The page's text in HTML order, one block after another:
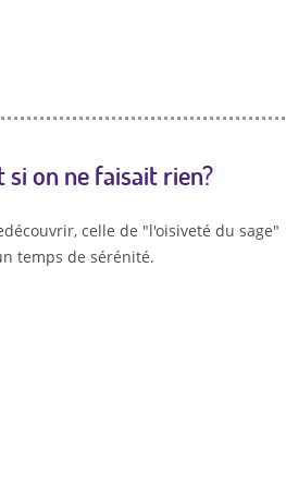
si on ne faisait rien?
celle de "l'oisiveté du sage"
temps de sérénité.